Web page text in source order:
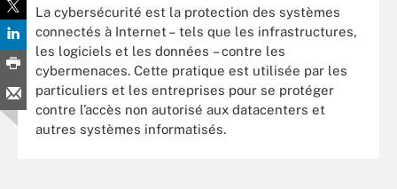
La cybersécurité est la protection des systèmes
connectés à Internet – tels que les infrastructures,
les logiciels et les données – contre les
cybermenaces. Cette pratique est utilisée par les
particuliers et les entreprises pour se protéger
contre l’accès non autorisé aux datacenters et
autres systèmes informatisés.